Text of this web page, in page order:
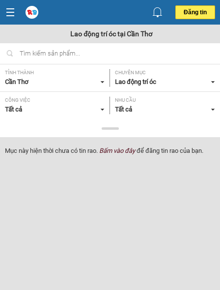
Đăng tin
Lao động trí óc tại Cần Thơ
TỈNH THÀNH
Cần Thơ
CHUYÊN MỤC
Lao động trí óc
CÔNG VIỆC
Tất cả
NHU CẦU
Tất cả
Tất cả
Mục này hiện thời chưa có tin rao. Bấm vào đâyđể đăng tin rao của bạn.